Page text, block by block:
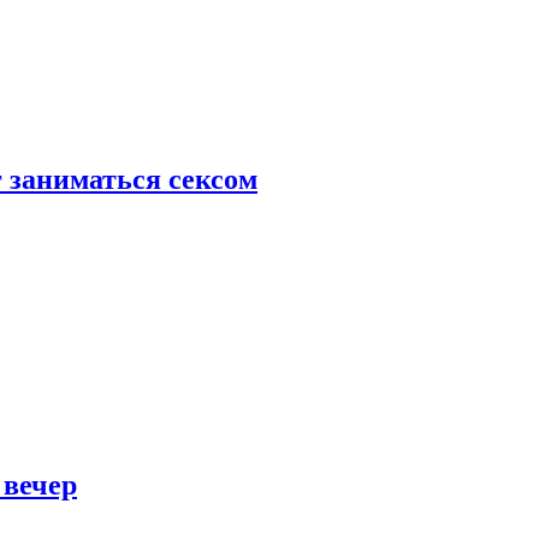
сексом